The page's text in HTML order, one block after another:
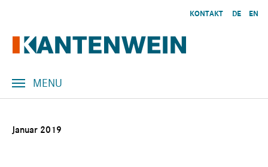
KONTAKT DE EN
MENU
Januar 2019